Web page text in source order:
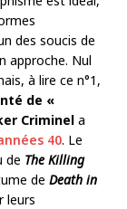
des soucis de
approche. Nul
à lire ce n°1,
de «
Criminel a
40. Le
de The Killing
de Death in
leurs